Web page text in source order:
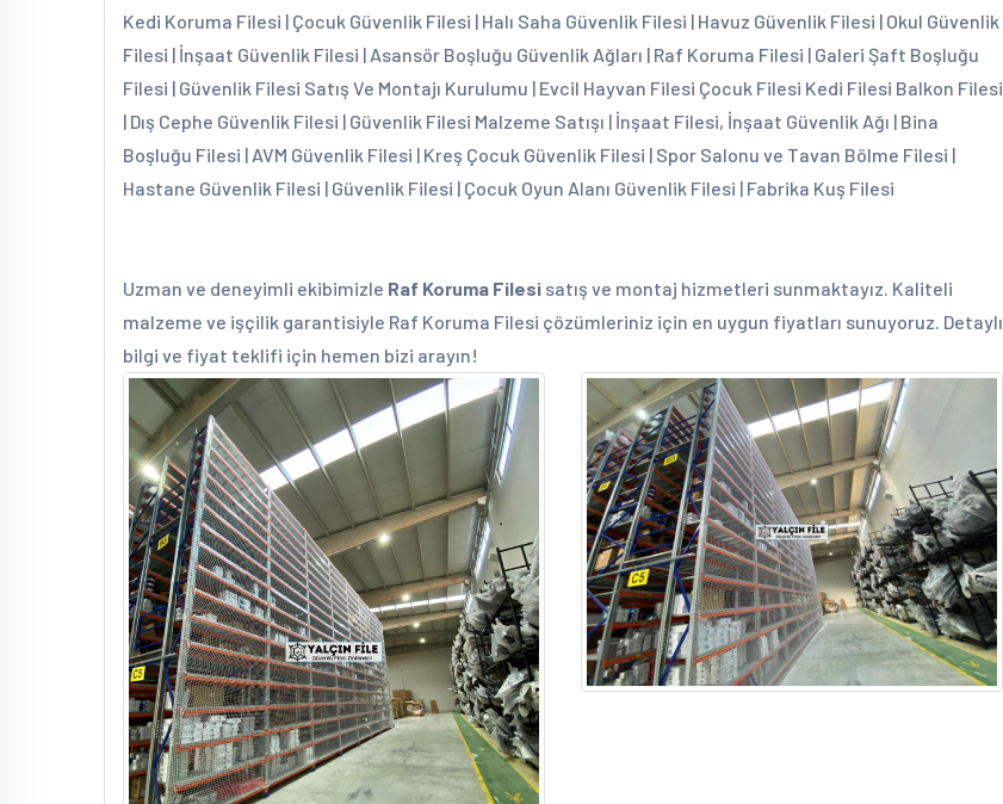
Kedi Koruma Filesi | Çocuk Güvenlik Filesi | Halı Saha Güvenlik Filesi | Havuz Güvenlik Filesi | Okul Güvenlik
Filesi | İnşaat Güvenlik Filesi | Asansör Boşluğu Güvenlik Ağları | Raf Koruma Filesi | Galeri Şaft Boşluğu
Filesi | Güvenlik Filesi Satış Ve Montajı Kurulumu | Evcil Hayvan Filesi Çocuk Filesi Kedi Filesi Balkon Filesi
| Dış Cephe Güvenlik Filesi | Güvenlik Filesi Malzeme Satışı | İnşaat Filesi, İnşaat Güvenlik Ağı | Bina
Boşluğu Filesi | AVM Güvenlik Filesi | Kreş Çocuk Güvenlik Filesi | Spor Salonu ve Tavan Bölme Filesi |
Hastane Güvenlik Filesi | Güvenlik Filesi | Çocuk Oyun Alanı Güvenlik Filesi | Fabrika Kuş Filesi
Uzman ve deneyimli ekibimizle Raf Koruma Filesi satış ve montaj hizmetleri sunmaktayız. Kaliteli
malzeme ve işçilik garantisiyle Raf Koruma Filesi çözümleriniz için en uygun fiyatları sunuyoruz. Detaylı
bilgi ve fiyat teklifi için hemen bizi arayın!